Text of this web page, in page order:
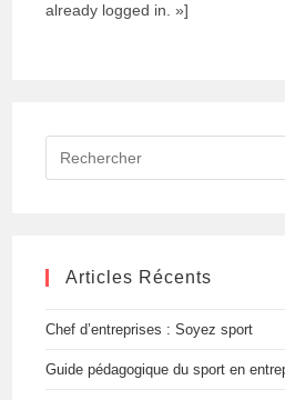
already logged in. »]
sur
Articles Récents
Chef d’entreprises : Soyez sport
Guide pédagogique du sport en